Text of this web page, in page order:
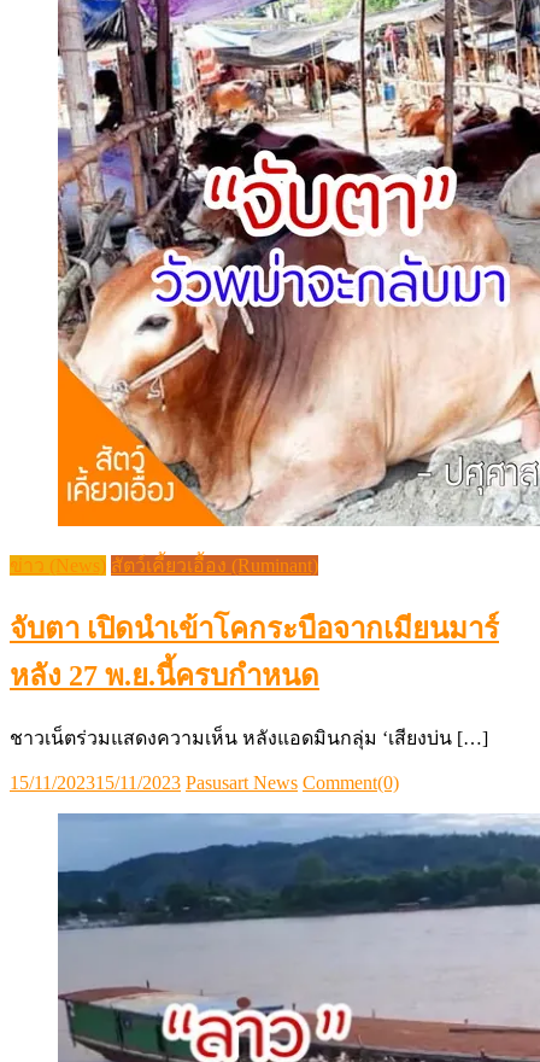
ข่าว (News) สัตว์เคี้ยวเอื้อง (Ruminant)
จับตา เปิดนำเข้าโคกระบือจากเมียนมาร์
หลัง 27 พ.ย.นี้ครบกำหนด
ชาวเน็ตร่วมแสดงความเห็น หลังแอดมินกลุ่ม ‘เสียงบ่น […]
Posted
15/11/202315/11/2023 Author
Pasusart News Comment(0)